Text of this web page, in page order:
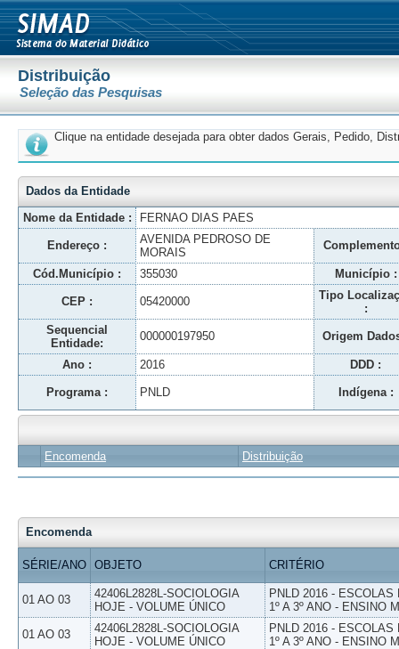
Distribuição
Seleção das Pesquisas
Clique na entidade desejada para obter dados Gerais, Pedido,
Dados da Entidade
Nome da Entidade :
FERNAO DIAS PAES
Endereço :
AVENIDA PEDROSO DE
MORAIS
Cód.Município : 355030 Município :
CEP : 05420000
Tipo
:
Sequencial
Entidade:
000000197950 Origem
Ano : 2016 DDD :
Programa : PNLD Indígena :
Encomenda Distribuição
Encomenda
SÉRIE/ANO OBJETO CRITÉRIO
01 AO 03
42406L2828L-SOCIOLOGIA
HOJE - VOLUME ÚNICO
PNLD 2016 -
1º A 3º ANO - ENSINO
01 AO 03
42406L2828L-SOCIOLOGIA
HOJE - VOLUME ÚNICO
PNLD 2016 -
1º A 3º ANO - ENSINO